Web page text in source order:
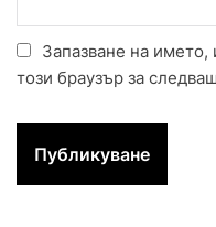
Запазване на
този браузър за